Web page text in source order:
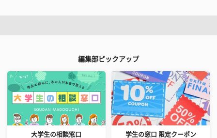
編集部ピックアップ
大学生の相談窓口 学生の窓口 限定クーポン